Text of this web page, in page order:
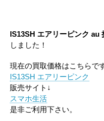
IS13SH エアリーピンク au
しました！
現在の買取価格はこちらで
IS13SH エアリーピンク
販売サイト↓
スマホ生活
是非ご利用下さい。